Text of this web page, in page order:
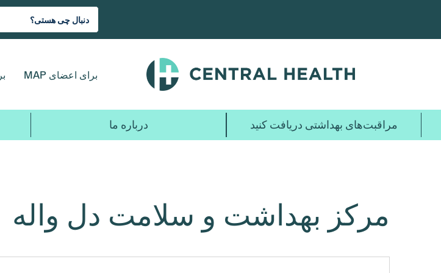
محتوای
برای اعضای MAP
مراقبت‌های بهداشتی دریافت کنید درباره ما
مرکز بهداشت و سلامت دل واله